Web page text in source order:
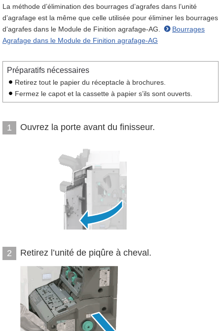
La méthode d’élimination des bourrages d’agrafes dans l’unité
d’agrafage est la même que celle utilisée pour éliminer les bourrages
d’agrafes dans le Module de Finition agrafage-AG.
Bourrages
Agrafage dans le Module de Finition agrafage-AG
Préparatifs nécessaires
Retirez tout le papier du réceptacle à brochures.
Fermez le capot et la cassette à papier s’ils sont ouverts.
1 Ouvrez la porte avant du finisseur.
2 Retirez l’unité de piqûre à cheval.